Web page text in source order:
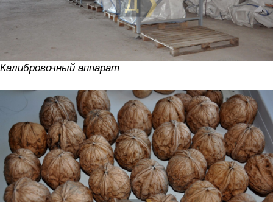
Калибровочный аппарат